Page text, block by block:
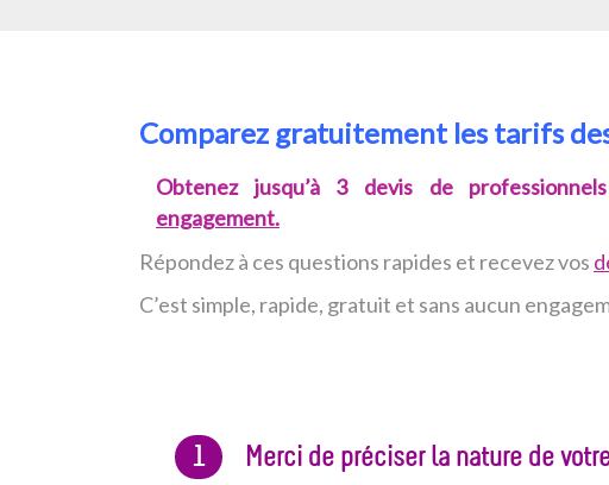
Comparez gratuitement les tarifs
Obtenez jusqu’à 3 devis de
engagement.
Répondez à ces questions rapides et recevezvos
C’est simple, rapide, gratuit et sans aucun